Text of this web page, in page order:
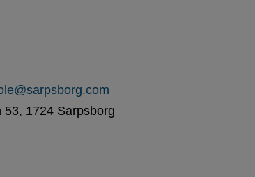
1724 Sarpsborg